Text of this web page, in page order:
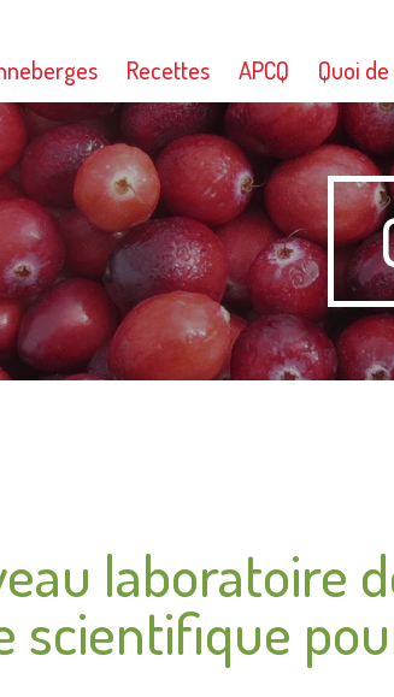
Recettes APCQ Quoi
laboratoire
scientifique